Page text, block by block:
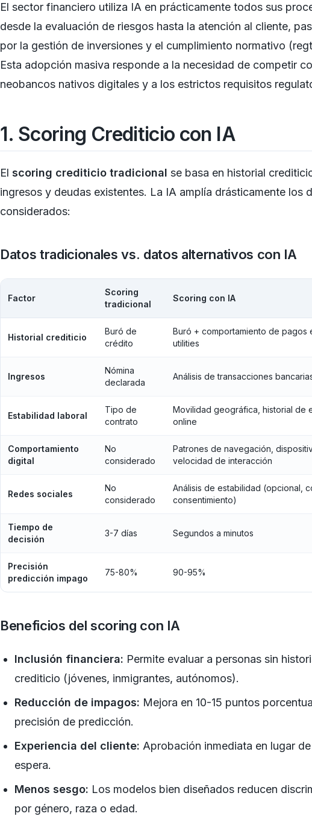
El sector financiero utiliza IA en prácticamente todos sus
desde la evaluación de riesgos hasta la atención al cliente,
por la gestión de inversiones y el cumplimiento normativo
Esta adopción masiva responde a la necesidad de competir
neobancos nativos digitales y a los estrictos requisitos
1. Scoring Crediticio con IA
El scoring crediticio tradicional se basa en historial
ingresos y deudas existentes. La IA amplía drásticamente los
considerados:
Datos tradicionales vs. datos alternativos con IA
Factor
Scoring
tradicional
Scoring con IA
Historial crediticio
Buró de
crédito
Buró + comportamiento de pagos
utilities
Ingresos
Nómina
declarada
Análisis de transacciones
Estabilidad laboral
Tipo de
contrato
Movilidad geográfica, historial de
online
Comportamiento
digital
No
considerado
Patrones de navegación,
velocidad de interacción
Redes sociales
No
considerado
Análisis de estabilidad (opcional,
consentimiento)
Tiempo de
decisión
3-7 días Segundos a minutos
Precisión
predicción impago
75-80% 90-95%
Beneficios del scoring con IA
Inclusión financiera: Permite evaluar a personas sin
crediticio (jóvenes, inmigrantes, autónomos).
Reducción de impagos: Mejora en 10-15 puntos
precisión de predicción.
Experiencia del cliente: Aprobación inmediata en lugar
espera.
Menos sesgo: Los modelos bien diseñados reducen
por género, raza o edad.